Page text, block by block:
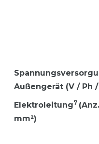
Außengerät (V / Ph /
Elektroleitung7
mm²)